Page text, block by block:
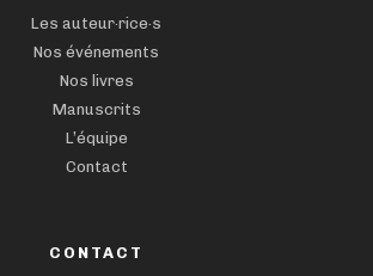
Les auteur·rice·s
Nos événements
Nos livres
Manuscrits
L’équipe
Contact
CONTACT